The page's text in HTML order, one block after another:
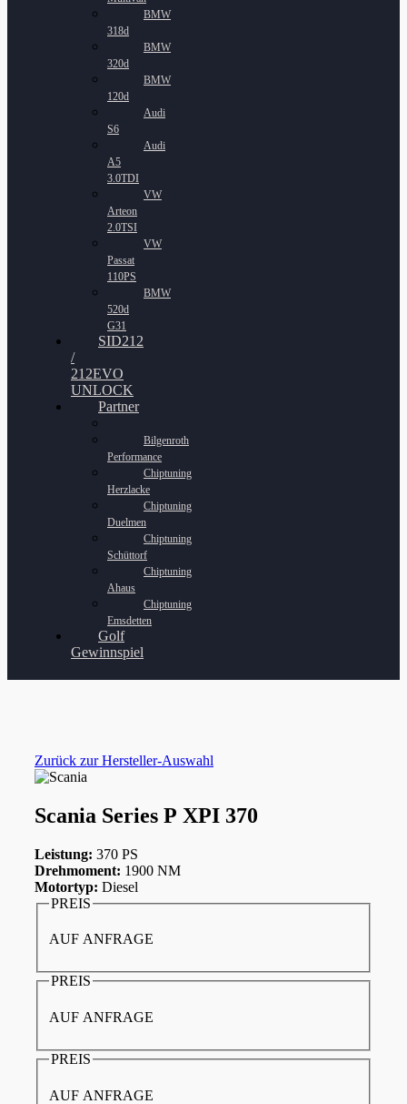
BMW
318d
BMW
320d
BMW
120d
Audi
S6
Audi
A5
3.0TDI
VW
Arteon
2.0TSI
VW
Passat
110PS
BMW
520d
G31
SID212
/
212EVO
UNLOCK
Partner
Bilgenroth
Performance
Chiptuning
Herzlacke
Chiptuning
Duelmen
Chiptuning
Schüttorf
Chiptuning
Ahaus
Chiptuning
Emsdetten
Golf
Gewinnspiel
Zurück zur Hersteller-Auswahl
Scania Series P XPI 370
Leistung: 370 PS
Drehmoment: 1900 NM
Motortyp: Diesel
PREIS
AUF ANFRAGE
PREIS
AUF ANFRAGE
PREIS
AUF ANFRAGE